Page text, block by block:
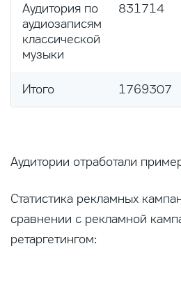
Аудитория по
аудиозаписям
классической
музыки
831714
Итого 1769307
Аудитории отработали
Статистика рекламных
сравнении с рекламной
ретаргетингом: